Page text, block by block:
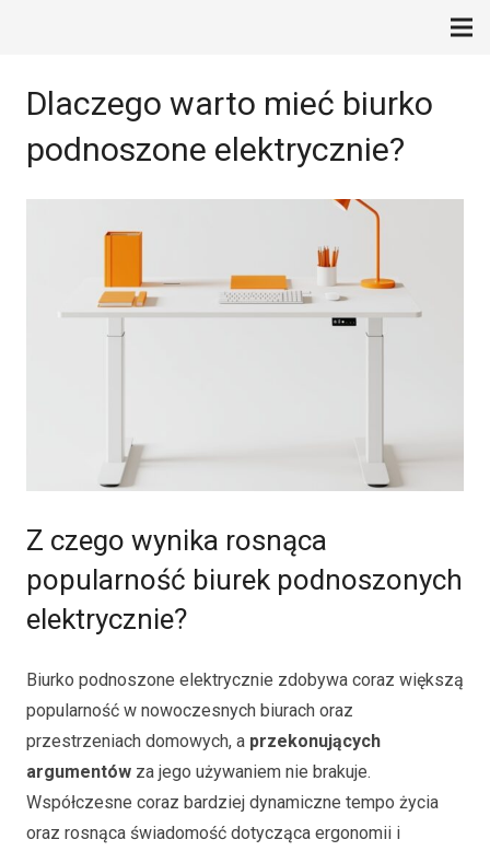
Dlaczego warto mieć biurko
podnoszone elektrycznie?
Z czego wynika rosnąca
popularność biurek podnoszonych
elektrycznie?
Biurko podnoszone elektrycznie zdobywa coraz większą
popularność w nowoczesnych biurach oraz
przestrzeniach domowych, a przekonujących
argumentów za jego używaniem nie brakuje.
Współczesne coraz bardziej dynamiczne tempo życia
oraz rosnąca świadomość dotycząca ergonomii i